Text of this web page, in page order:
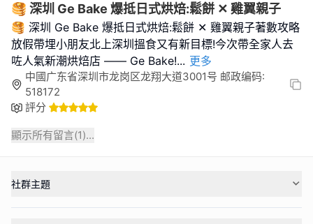
🥞 深圳 Ge Bake 爆抵日式烘焙:鬆餅 ✕ 雞翼親子
🥞 深圳 Ge Bake 爆抵日式烘焙:鬆餅 ✕ 雞翼親子著數攻略
放假帶埋小朋友北上深圳搵食又有新目標!今次帶全家人去
咗人氣新潮烘焙店 —— Ge Bake!... 更多
中國广东省深圳市龙岗区龙翔大道3001号 邮政编码:
518172
評分
顯示所有留言(1)...
社群主題